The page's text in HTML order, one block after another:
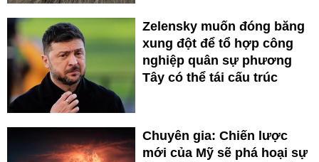
Zelensky muốn đóng băng
xung đột để tổ hợp công
nghiệp quân sự phương
Tây có thể tái cấu trúc
Chuyên gia: Chiến lược
mới của Mỹ sẽ phá hoại sự